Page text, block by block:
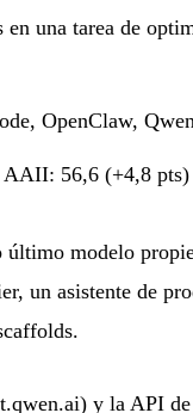
una tarea de
OpenClaw,
56,6 (+4,8 pts)
modelo
un asistente de
y la API